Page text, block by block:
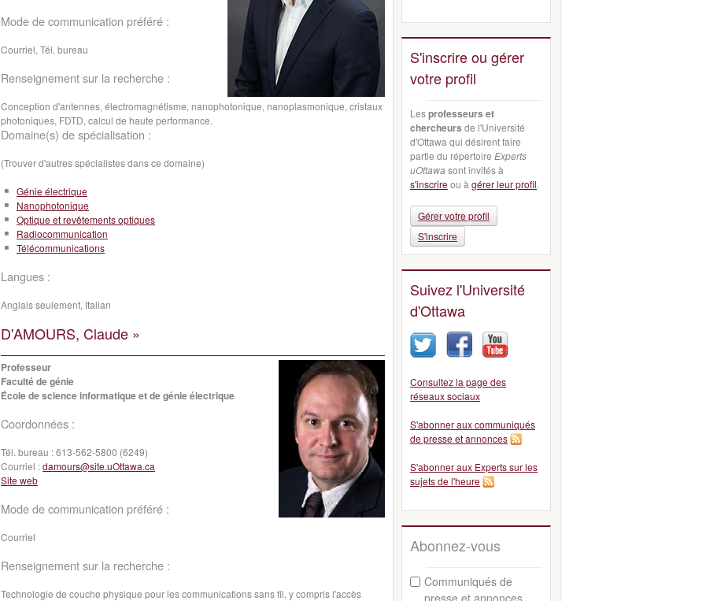
Mode de communication préféré :
Courriel, Tél. bureau
Renseignement sur la recherche :
Conception d'antennes, électromagnétisme, nanophotonique, nanoplasmonique, cristaux
photoniques, FDTD, calcul de haute performance.
Domaine(s) de spécialisation :
(Trouver d'autres spécialistes dans ce domaine)
Génie électrique
Nanophotonique
Optique et revêtements optiques
Radiocommunication
Télécommunications
Langues :
Anglais seulement, Italian
D'AMOURS, Claude »
Professeur
Faculté de génie
École de science informatique et de génie électrique
Coordonnées :
Tél. bureau :613-562-5800 (6249)
Courriel :damours@site.uOttawa.ca
Site web
Mode de communication préféré :
Courriel
Renseignement sur la recherche :
Technologie de couche physique pour lescommunications sans fil, y compris l'accès
S'inscrire ou gérer
votre profil
Lesprofesseurs et
chercheurs de l'Université
d'Ottawa qui désirent faire
partie du répertoire Experts
uOttawa sont invités à
s'inscrireou à gérer leur profil.
Gérer votre profil
S'inscrire
Suivez l'Université
d'Ottawa
Consultez la page des
réseaux sociaux
S'abonner aux communiqués
de presse et annonces
S'abonner aux Experts sur les
sujets de l'heure
Abonnez-vous
Communiqués de
presse et annonces